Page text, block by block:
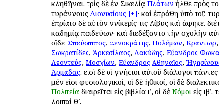
κληθῆναι. τρὶς δὲ ἐν Σικελίᾳ Πλάτων ἦλθε πρὸς
τυράννους Διονυσίους [+]· καὶ ἐπράθη ὑπὸ τοῦ
ἐπρίατο δὲ αὐτὸν Ἀννίκερίς τις Λίβυς καὶ ἀφῆκε.
Ἀκαδημίᾳ παιδεύων· καὶ διεδέξαντο τὴν σχολὴν
οἵδε· Σπεύσιππος, Ξενοκράτης, Πολέμων, Κράντωρ
Σωκρατίδες, Ἀρκεσίλαος, Λακύδης, Εὔανδρος
Λεοντεύς, Μοσχίων, Εὔανδρος Ἀθηναῖος,
Ἁρμάδας. εἰσὶ δὲ οἱ γνήσιοι αὐτοῦ διάλογοι
μέν εἰσι φυσιολογικοί, οἱ δὲ ἠθικοί, οἱ δὲ
Πολιτεία διαιρεῖται εἰς βιβλία ιʹ, οἱ δὲ Νόμοι εἰς ιβʹ.
λοιπαὶ θʹ.